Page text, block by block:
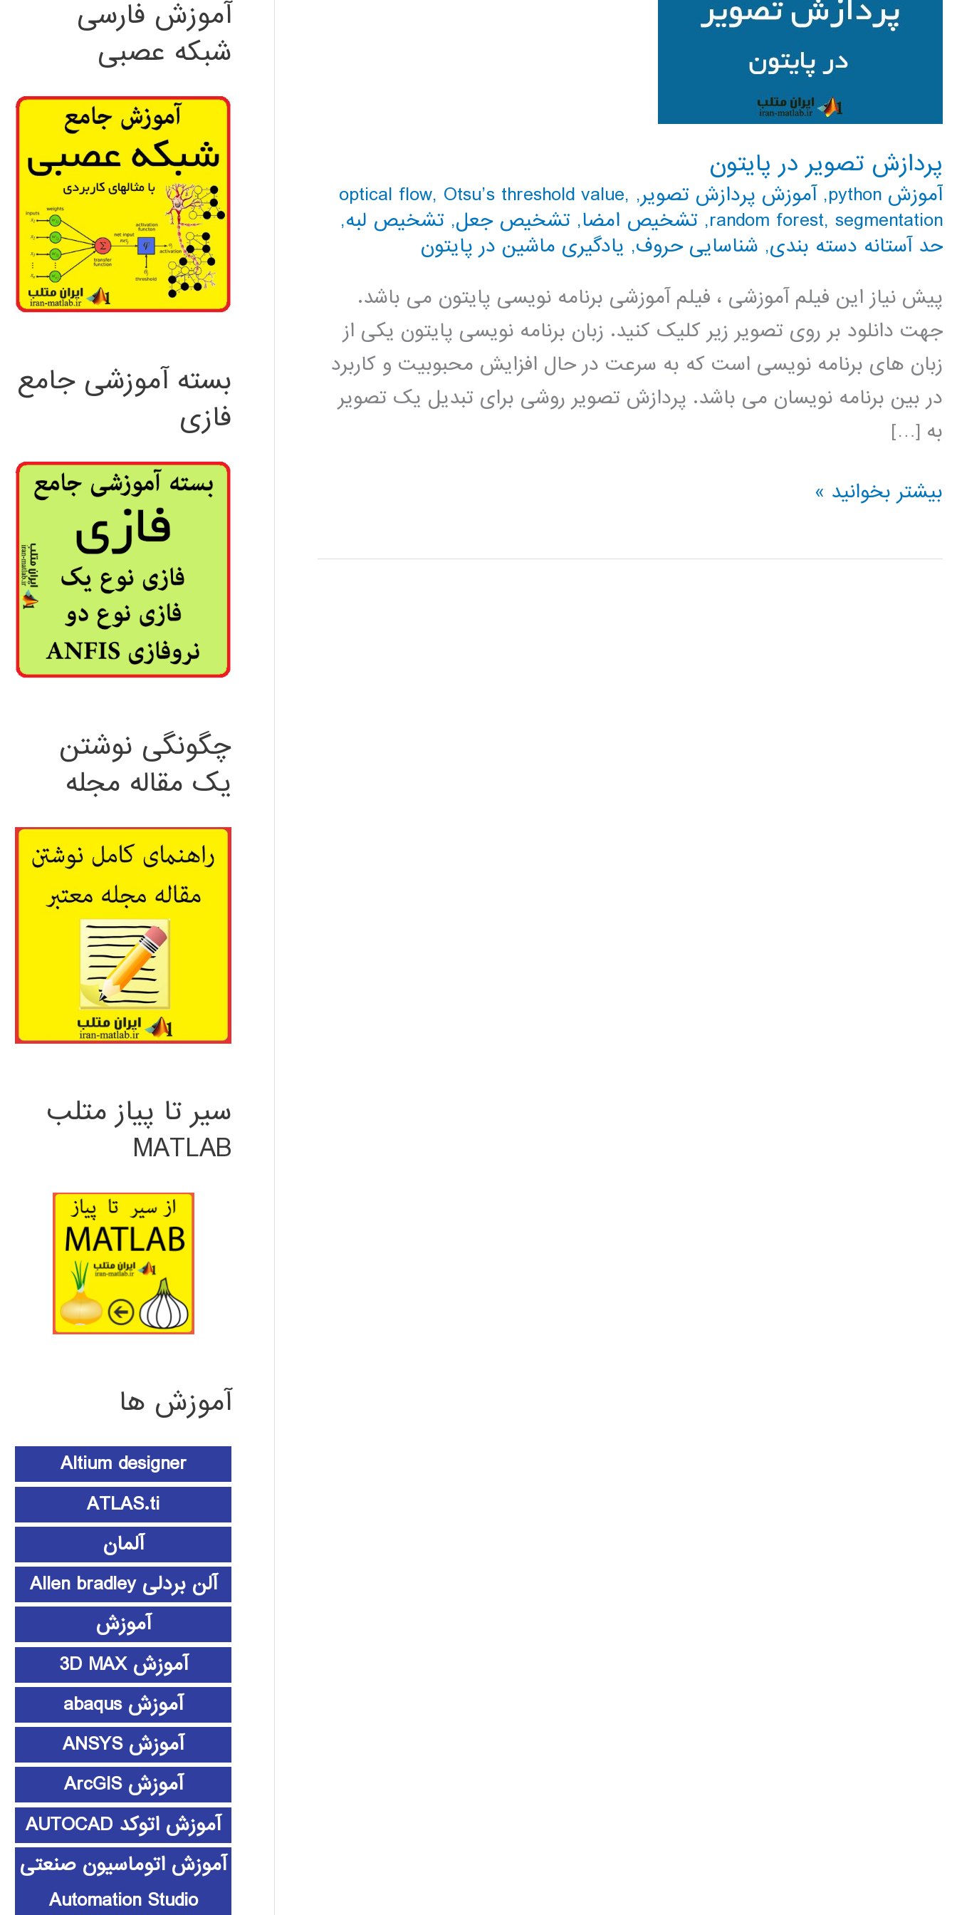
پردازش تصویر در پایتون
آموزش python ,آموزش پردازش تصویر,
optical flow, Otsu’s threshold value,
random forest, segmentation
, تشخیص امضا, تشخیص جعل, تشخیص لبه,
حد آستانه دسته بندی, شناسایی حروف, یادگیری ماشین در پایتون
پیش نیاز این فیلم آموزشی ، فیلم آموزشی برنامه نویسی پایتون می باشد.
جهت دانلود بر روی تصویر زیر کلیک کنید. زبان برنامه نویسی پایتون یکی از
زبان های برنامه نویسی است که به سرعت در حال افزایش محبوبیت و کاربرد
در بین برنامه نویسان می باشد. پردازش تصویر روشی برای تبدیل یک تصویر
به […]
پردازش
در
بیشتر بخوانید »
آموزش فارسی
شبکه عصبی
بسته آموزشی جامع
فازی
چگونگی نوشتن
یک مقاله مجله
سیر تا پیاز متلب
MATLAB
آموزش ها
Altium designer
ATLAS.ti
آلمان
آلن بردلی Allen bradley
آموزش
آموزش 3D MAX
آموزش abaqus
آموزش ANSYS
آموزش ArcGIS
آموزش اتوکد AUTOCAD
آموزش اتوماسیون صنعتی
Automation Studio